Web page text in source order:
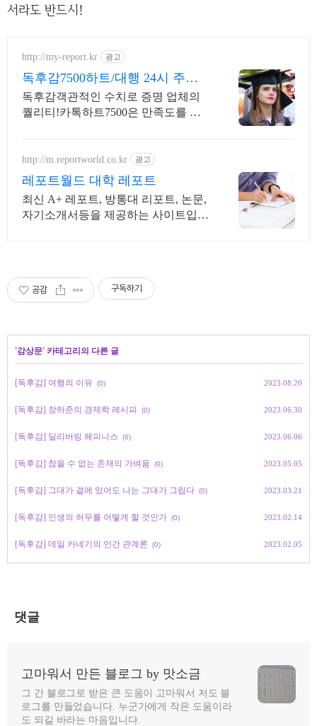
서라도 반드시!
http://my-report.kr 광고
독후감7500하트/대행 24시 주말
상담 가능 저렴
독후감객관적인 수치로 증명 업체의
퀄리티!카톡하트7500은 만족도를 증
모든 문서/24시진행
http://m.reportworld.co.kr 광고
레포트월드 대학 레포트
최신 A+ 레포트, 방통대 리포트, 논문,
자기소개서등을 제공하는 사이트입니
공감 구독하기
'감상문' 카테고리의 다른 글
[독후감] 여행의 이유 (0) 2023.08.20
[독후감] 장하준의 경제학 레시피 (0) 2023.06.30
[독후감] 딜리버링 해피니스 (0) 2023.06.06
[독후감] 참을 수 없는 존재의 가벼움 (0) 2023.05.05
[독후감] 그대가 곁에 있어도 나는 그대가 그립다 (0) 2023.03.21
[독후감] 인생의 허무를 어떻게 할 것인가 (0) 2023.02.14
[독후감] 데일 카네기의 인간 관계론 (0) 2023.02.05
댓글
고마워서 만든 블로그 by 맛소금
그 간 블로그로 받은 큰 도움이 고마워서 저도 블
로그를 만들었습니다. 누군가에게 작은 도움이라
도 되길 바라는 마음입니다.